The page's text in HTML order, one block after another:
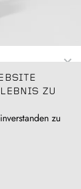
iron powder,
ZU
zu